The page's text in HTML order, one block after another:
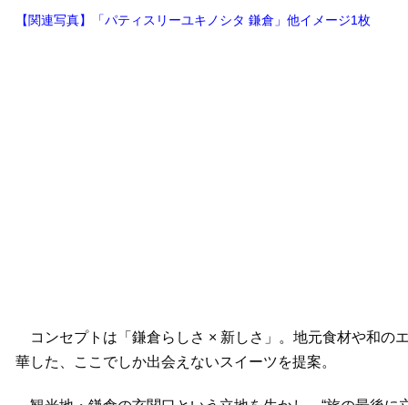
【関連写真】「パティスリーユキノシタ 鎌倉」他イメージ1枚
コンセプトは「鎌倉らしさ × 新しさ」。地元食材や和の
華した、ここでしか出会えないスイーツを提案。